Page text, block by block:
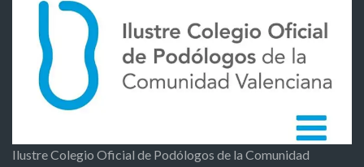
Ilustre Colegio Oficial de Podólogos de la Comunidad